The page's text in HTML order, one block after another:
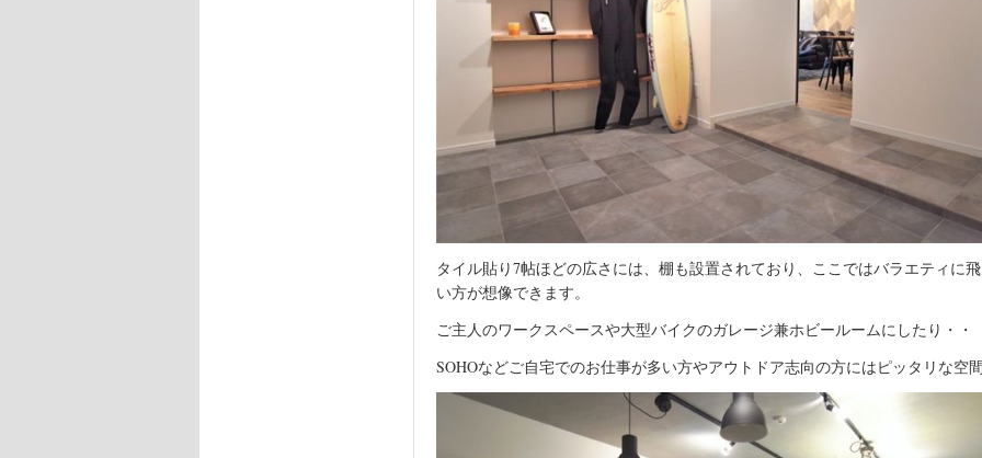
タイル貼り7帖ほどの広さには、棚も設置されており、ここではバラエティに
い方が想像できます。
ご主人のワークスペースや大型バイクのガレージ兼ホビールームにしたり・・
SOHOなどご自宅でのお仕事が多い方やアウトドア志向の方にはピッタリな空